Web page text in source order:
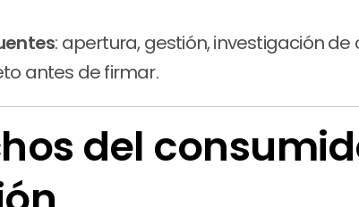
: apertura, gestión, investigación
antes de firmar.
del